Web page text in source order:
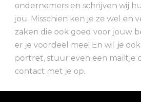
ondernemers en schrijven wij
jou. Misschien ken je ze wel en
zaken die ook goed voor jouw
er je voordeel mee! En wil je
portret, stuur even een mailtje
contact met je op.